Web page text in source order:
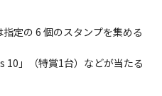
定の 6 個のスタンプを集める
」（特賞1台）などが当たる